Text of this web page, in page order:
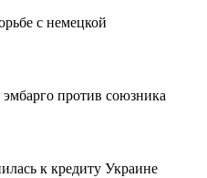
с немецкой
против союзника
к кредиту Украине